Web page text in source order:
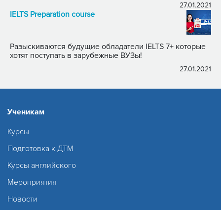
27.01.2021
IELTS Preparation course
Разыскиваются будущие обладатели IELTS 7+ которые
хотят поступать в зарубежные ВУЗы!
27.01.2021
Ученикам
Курсы
Подготовка к ДТМ
Курсы английского
Мероприятия
Новости